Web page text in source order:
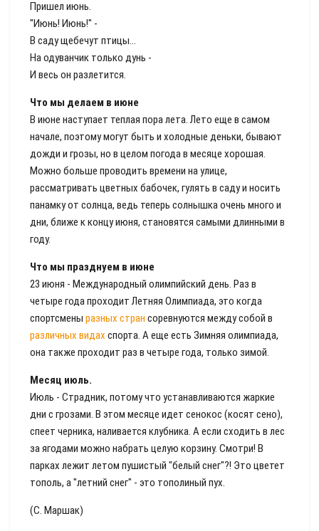
Пришел июнь.
"Июнь! Июнь!" -
В саду щебечут птицы...
На одуванчик только дунь -
И весь он разлетится.
Что мы делаем в июне
В июне наступает теплая пора лета. Лето еще в самом
начале, поэтому могут быть и холодные деньки, бывают
дожди и грозы, но в целом погода в месяце хорошая.
Можно больше проводить времени на улице,
рассматривать цветных бабочек, гулять в саду и носить
панамку от солнца, ведь теперь солнышка очень много и
дни, ближе к концу июня, становятся самыми длинными в
году.
Что мы празднуем в июне
23 июня - Международный олимпийский день. Раз в
четыре года проходит Летняя Олимпиада, это когда
спортсмены разных стран соревнуются между собой в
различных видах спорта. А еще есть Зимняя олимпиада,
она также проходит раз в четыре года, только зимой.
Месяц июль.
Июль - Страдник, потому что устанавливаются жаркие
дни с грозами. В этом месяце идет сенокос (косят сено),
спеет черника, наливается клубника. А если сходить в лес
за ягодами можно набрать целую корзину. Смотри! В
парках лежит летом пушистый "белый снег"?! Это цветет
тополь, а "летний снег" - это тополиный пух.
(С. Маршак)